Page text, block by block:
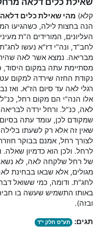
קלא) מהי שאילת כלים
הנה בחצות לילה, כשהגיעו
העליונים, המורידים ה"ת
לחב"ד, ונה"י דז"א נעשו
מבריאה. נמצא אשר לאה
מסתיימת עתה במקום היסוד,
נקודת החזה שירדה למקום
רגלי לאה עד סיום הז"א. ואז
אלו הנה"י הם מקום רחל,
לאה, כנ"ל. ורחל ירדה
שמקודם לכן, עומד עתה
שאין זה אלא רק לשעתו
לצורך רחל, אמנם בבוקר
לרחל. ולכן הוא כדמיון
של רחל שלקחה לאה, לא
מגולים, אלא שבאו בבחינת
לחג"ת. ודומה, כמי ששואל
באותו התשמיש שעשה בו
ובזה).
תגים: תע"ס חלק י"ד